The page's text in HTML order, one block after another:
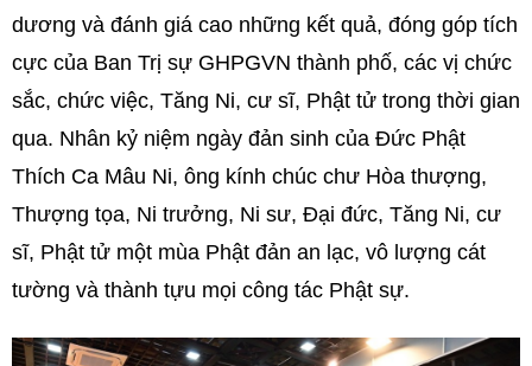
dương và đánh giá cao những kết quả, đóng góp tích
cực của Ban Trị sự GHPGVN thành phố, các vị chức
sắc, chức việc, Tăng Ni, cư sĩ, Phật tử trong thời gian
qua. Nhân kỷ niệm ngày đản sinh của Đức Phật
Thích Ca Mâu Ni, ông kính chúc chư Hòa thượng,
Thượng tọa, Ni trưởng, Ni sư, Đại đức, Tăng Ni, cư
sĩ, Phật tử một mùa Phật đản an lạc, vô lượng cát
tường và thành tựu mọi công tác Phật sự.